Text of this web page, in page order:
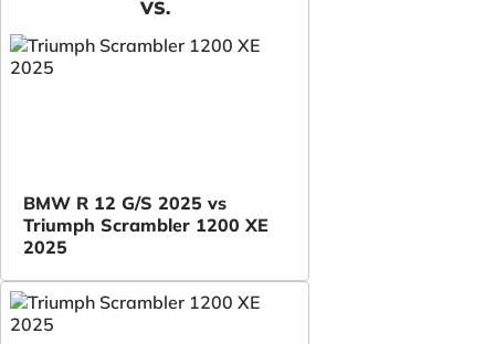
VS.
BMW R 12 G/S 2025 vs
Triumph Scrambler 1200 XE
2025